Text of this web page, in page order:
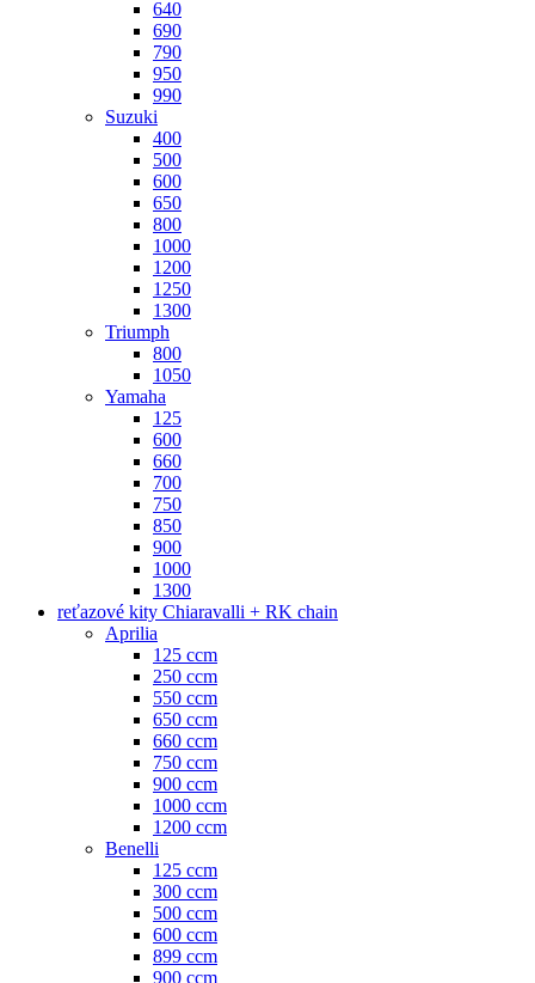
640
690
790
950
990
Suzuki
400
500
600
650
800
1000
1200
1250
1300
Triumph
800
1050
Yamaha
125
600
660
700
750
850
900
1000
1300
reťazové kity Chiaravalli + RK chain
Aprilia
125 ccm
250 ccm
550 ccm
650 ccm
660 ccm
750 ccm
900 ccm
1000 ccm
1200 ccm
Benelli
125 ccm
300 ccm
500 ccm
600 ccm
899 ccm
900 ccm